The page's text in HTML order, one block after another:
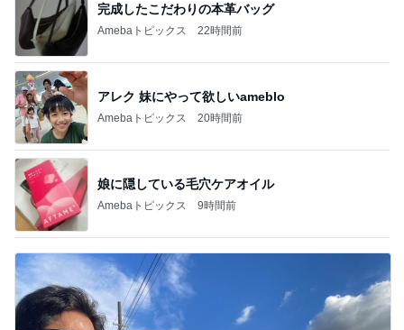
完成したこだわりの本革バッグ
Amebaトピックス 22時間前
アレク 妹にやって欲しいameblo
Amebaトピックス 20時間前
娘に隠している毛穴ケアオイル
Amebaトピックス 9時間前